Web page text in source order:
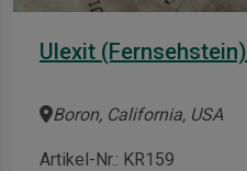
Ulexit (Fernsehstein)
Boron, California, USA
Artikel-Nr.: KR159